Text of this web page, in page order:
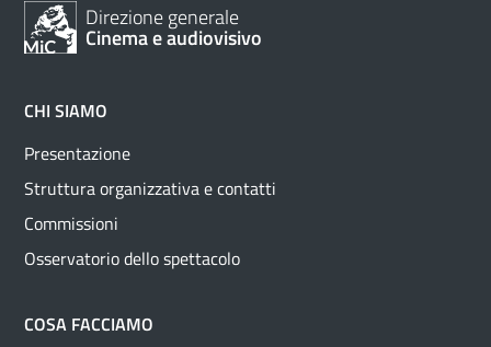
Direzione generale
Cinema e audiovisivo
CHI SIAMO
Presentazione
Struttura organizzativa e contatti
Commissioni
Osservatorio dello spettacolo
COSA FACCIAMO